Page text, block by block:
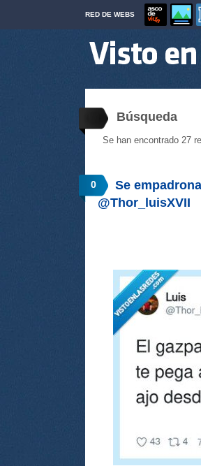
RED DE WEBS
Búsqueda
Se han encontrado 27
0
Se
@Thor_luisXVII